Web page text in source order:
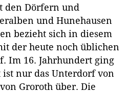
den Dörfern und
und Hunehausen
bezieht sich in diesem
der heute noch üblichen
Im 16. Jahrhundert ging
nur das Unterdorf von
Groroth über. Die